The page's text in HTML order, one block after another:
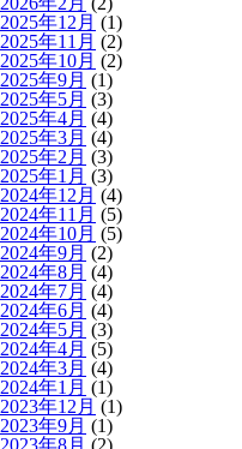
2025年12月 (1)
2025年11月 (2)
2025年10月 (2)
2025年9月 (1)
2025年5月 (3)
2025年4月 (4)
2025年3月 (4)
2025年2月 (3)
2025年1月 (3)
2024年12月 (4)
2024年11月 (5)
2024年10月 (5)
2024年9月 (2)
2024年8月 (4)
2024年7月 (4)
2024年6月 (4)
2024年5月 (3)
2024年4月 (5)
2024年3月 (4)
2024年1月 (1)
2023年12月 (1)
2023年9月 (1)
2023年8月 (2)